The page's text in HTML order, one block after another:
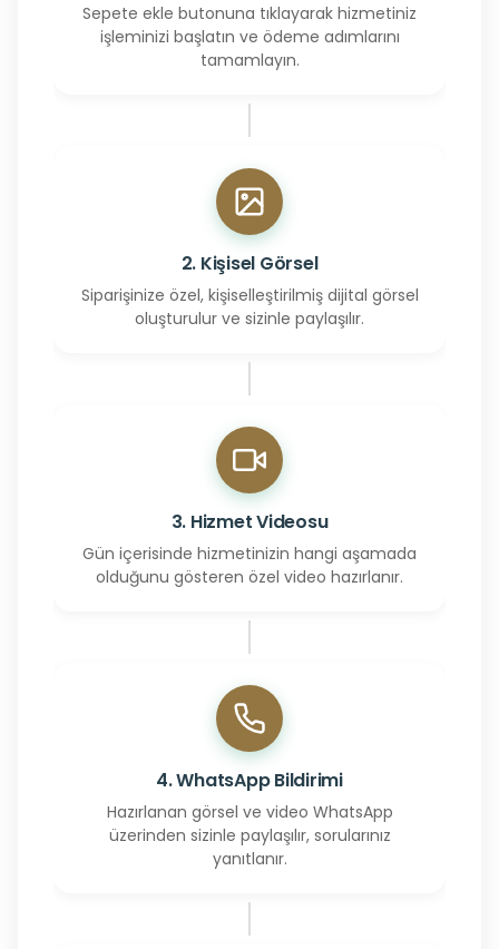
Sepete ekle butonuna tıklayarak hizmetiniz
işleminizi başlatın ve ödeme adımlarını
tamamlayın.
2. Kişisel Görsel
Siparişinize özel, kişiselleştirilmiş dijital görsel
oluşturulur ve sizinle paylaşılır.
3. Hizmet Videosu
Gün içerisinde hizmetinizin hangi aşamada
olduğunu gösteren özel video hazırlanır.
4. WhatsApp Bildirimi
Hazırlanan görsel ve video WhatsApp
üzerinden sizinle paylaşılır, sorularınız
yanıtlanır.